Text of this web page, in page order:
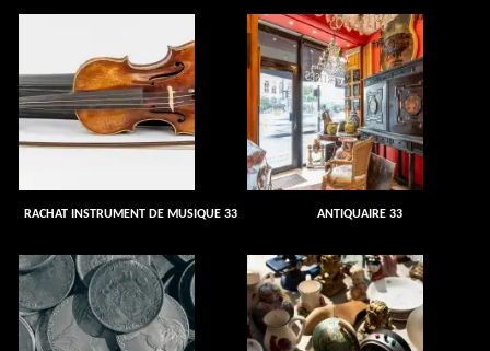
RACHAT INSTRUMENT DE MUSIQUE 33 ANTIQUAIRE 33